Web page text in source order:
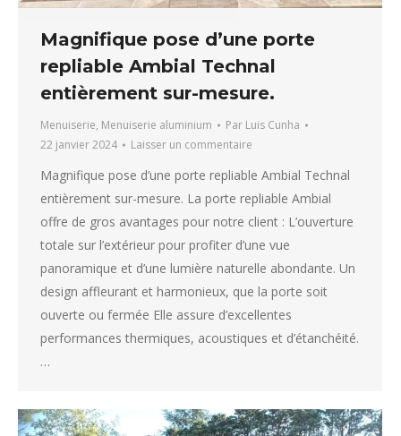
Magnifique pose d’une porte
repliable Ambial Technal
entièrement sur-mesure.
Menuiserie, Menuiserie aluminium Par Luis Cunha
22 janvier 2024
Laisser un commentaire
Magnifique pose d’une porte repliable Ambial Technal
entièrement sur-mesure. La porte repliable Ambial
offre de gros avantages pour notre client : L’ouverture
totale sur l’extérieur pour profiter d’une vue
panoramique et d’une lumière naturelle abondante. Un
design affleurant et harmonieux, que la porte soit
ouverte ou fermée Elle assure d’excellentes
performances thermiques, acoustiques et d’étanchéité.
…